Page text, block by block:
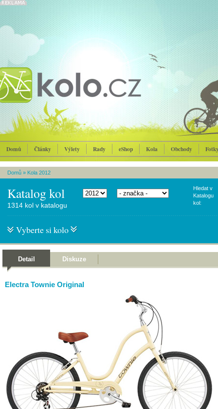
Domů Články Výlety Rady eShop Kola Obchody
Domů » Kola 2012
Katalog kol
Hledat v
Katalogu
kol:
1314 kol v katalogu
Vyberte si kolo
Detail Diskuze
Electra Townie Original